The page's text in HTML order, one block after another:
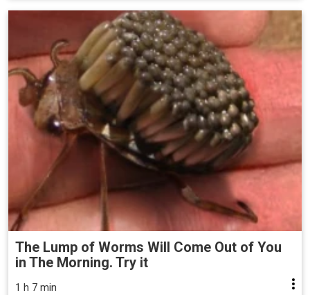
The Lump of Worms Will Come Out of You
in The Morning. Try it
1 h 7 min